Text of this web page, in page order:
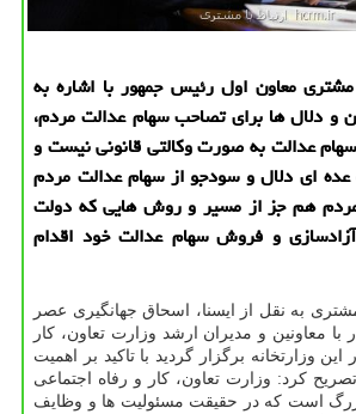
معاون اول رئیس جمهور با اشاره به
و دلال ها برای تصاحب سهام عدالت مردم،
عدالت به صورت وكالتی قانونی نیست و
عده ای دلال و سودجو از سهام عدالت مردم
هم جز از مسیر و روش هایی كه دولت
و فروش سهام عدالت خود اقدام
به نقل از ایسنا، اسحاق جهانگیری عصر
با معاونین و مدیران ارشد وزارت تعاون، کار
وزارتخانه برگزار گردید با تاکید بر اهمیت
کرد: وزارت تعاون، کار و رفاه اجتماعی
است که در حقیقت مسئولیت ها و وظایف